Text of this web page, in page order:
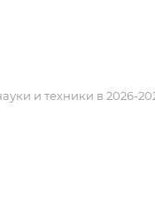
и техники в 2026-